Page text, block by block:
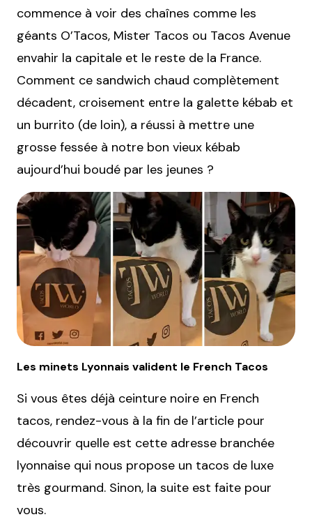
commence à voir des chaînes comme les
géants O’Tacos, Mister Tacos ou Tacos Avenue
envahir la capitale et le reste de la France.
Comment ce sandwich chaud complètement
décadent, croisement entre la galette kébab et
un burrito (de loin), a réussi à mettre une
grosse fessée à notre bon vieux kébab
aujourd’hui boudé par les jeunes ?
Les minets Lyonnais valident le French Tacos
Si vous êtes déjà ceinture noire en French
tacos, rendez-vous à la fin de l’article pour
découvrir quelle est cette adresse branchée
lyonnaise qui nous propose un tacos de luxe
très gourmand. Sinon, la suite est faite pour
vous.